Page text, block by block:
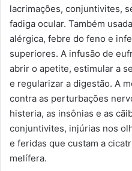
lacrimações, conjuntivites,
fadiga ocular. Também
alérgica, febre do feno e
superiores. A infusão de
abrir o apetite, estimular a
e regularizar a digestão. A
contra as perturbações
histeria, as insônias e as
conjuntivites, injúrias nos
e feridas que custam a
melífera.